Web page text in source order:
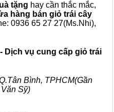
tặng hay cần thắc mắc,
hàng bán giỏ trái cây
0936 65 27 27(Ms.Nhi),
Dịch vụ cung cấp giỏ trái
Bình, TPHCM(Gần
Sỹ)